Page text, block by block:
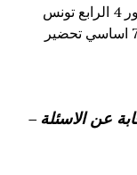
شرح قصيدة تونس الجميلة 7 اساسي المحور 4 الرابع تونس
الجميلة شرح نصوص محور تونس الجميلة 7 اساسي تحضير
عن الاسئلة –